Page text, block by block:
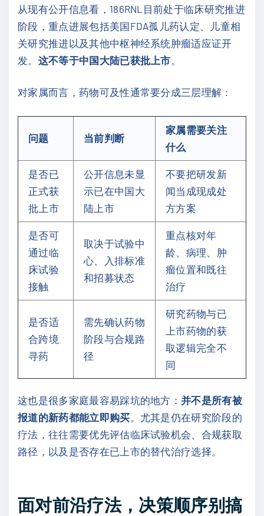
从现有公开信息看，186RNL目前处于临床研究推进
阶段，重点进展包括美国FDA孤儿药认定、儿童相
关研究推进以及其他中枢神经系统肿瘤适应证开
发。 这不等于中国大陆已获批上市
对家属而言，药物可及性通常要分成三层理解：
问题 当前判断
家属需要关注
什么
是否已
正式获
批上市
公开信息未显
示已在中国大
陆上市
不要把研发新
闻当成现成处
方方案
是否可
通过临
床试验
接触
取决于试验中
心、入排标准
和招募状态
重点核对年
龄、病理、肿
瘤位置和既往
治疗
是否适
合跨境
寻药
需先确认药物
阶段与合规路
径
研究药物与已
上市药物的获
取逻辑完全不
同
这也是很多家庭最容易踩坑的地方：并不是所有被
报道的新药都能立即购买 。尤其是仍在研究阶段的
疗法，往往需要优先评估临床试验机会、合规获取
路径，以及是否存在已上市的替代治疗选择。
面对前沿疗法，决策顺序别搞